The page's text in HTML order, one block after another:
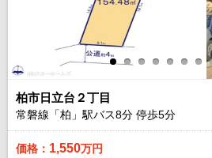
柏市日立台２丁目
常磐線「柏」駅バス8分 停歩5分
価格： 1,550万円